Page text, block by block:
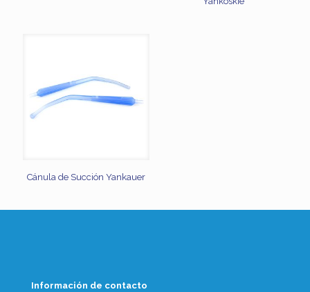
Cánula de Succión Yankauer
Información de contacto